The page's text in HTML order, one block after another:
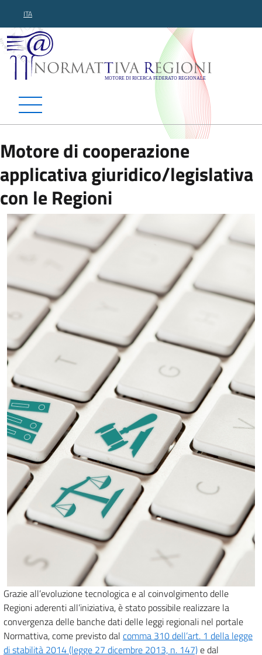
ITA
Normattiva Regioni -
Motore di cooperazione
applicativa giuridico/legislativa
con le Regioni
Grazie all’evoluzione tecnologica e al coinvolgimento delle
Regioni aderenti all’iniziativa, è stato possibile realizzare la
convergenza delle banche dati delle leggi regionali nel portale
Normattiva, come previsto dal comma 310 dell’art. 1 della legge
di stabilità 2014 (legge 27 dicembre 2013, n. 147)e dal